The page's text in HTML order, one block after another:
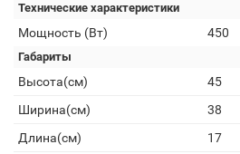
Технические характеристики
Мощность (Вт) 450
Габариты
Высота(см)
45
Ширина(см)
38
Длина(см)
17